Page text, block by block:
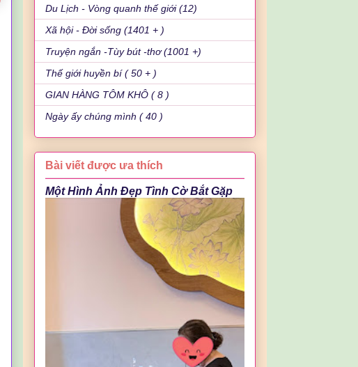
Du Lịch - Vòng quanh thế giới (12)
Xã hội - Đời sống (1401 + )
Truyện ngắn -Tùy bút -thơ (1001 +)
Thế giới huyền bí ( 50 + )
GIAN HÀNG TÔM KHÔ ( 8 )
Ngày ấy chúng mình ( 40 )
Bài viết được ưa thích
Một Hình Ảnh Đẹp Tình Cờ Bắt Gặp